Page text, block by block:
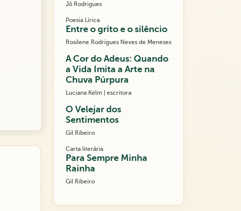
Jô Rodrigues
Poesia Lírica
Entre o grito e o silêncio
Rosilene Rodrigues Neves de Meneses
A Cor do Adeus: Quando
a Vida Imita a Arte na
Chuva Púrpura
Luciana Kelm | escritora
O Velejar dos
Sentimentos
Gil Ribeiro
Carta literária
Para Sempre Minha
Rainha
Gil Ribeiro